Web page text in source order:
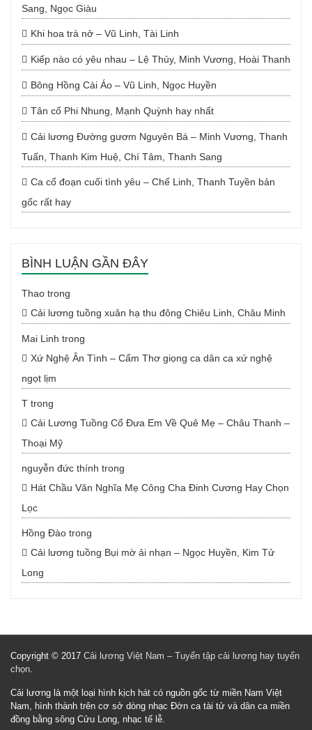
Sang, Ngọc Giàu
Khi hoa trà nở – Vũ Linh, Tài Linh
Kiếp nào có yêu nhau – Lệ Thủy, Minh Vương, Hoài Thanh
Bông Hồng Cài Áo – Vũ Linh, Ngọc Huyền
Tân cổ Phi Nhung, Mạnh Quỳnh hay nhất
Cải lương Đường gươm Nguyên Bá – Minh Vương, Thanh
Tuấn, Thanh Kim Huệ, Chí Tâm, Thanh Sang
Ca cổ đoạn cuối tình yêu – Chế Linh, Thanh Tuyền bản
gốc rất hay
BÌNH LUẬN GẦN ĐÂY
Thao trong
Cải lương tuồng xuân hạ thu đông Chiêu Linh, Châu Minh
Mai Linh trong
Xứ Nghệ Ân Tình – Cẩm Thơ giọng ca dân ca xứ nghệ
ngọt lịm
T trong
Cải Lương Tuồng Cổ Đưa Em Về Quê Mẹ – Châu Thanh –
Thoại Mỹ
nguyễn đức thính trong
Hát Chầu Văn Nghĩa Mẹ Công Cha Đinh Cương Hay Chọn
Lọc
Hồng Đào trong
Cải lương tuồng Bụi mờ ải nhạn – Ngọc Huyền, Kim Tử
Long
Copyright © 2017 Cải lương Việt Nam – Tuyển tập cải lương hay tuyển
chọn.
Cải lương là một loại hình kịch hát có nguồn gốc từ miền Nam Việt
Nam, hình thành trên cơ sở dòng nhạc Đờn ca tài tử và dân ca miền
đồng bằng sông Cửu Long, nhạc tế lễ.